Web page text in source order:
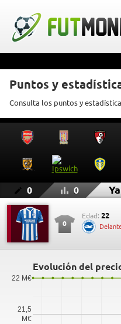
Puntos y
Consulta los puntos y
0 0
0
Edad: 22
Evolución del
21,5
M€
22 M€